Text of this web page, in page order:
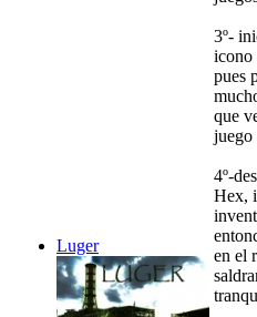
Luger
3º-
icono
pues
que
juego
4º-
Hex,
en el